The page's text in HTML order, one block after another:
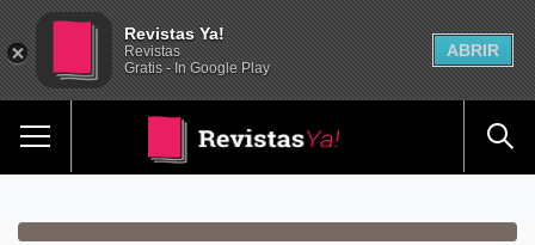
Revistas Ya!
Revistas
Gratis - In Google Play
ABRIR